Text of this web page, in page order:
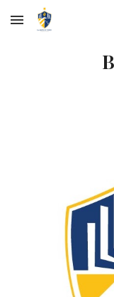
Skip to main content